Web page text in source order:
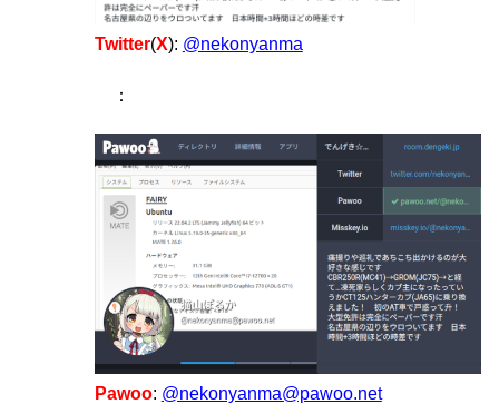
Twitter(X): @nekonyanma
：
Pawoo: @nekonyanma@pawoo.net